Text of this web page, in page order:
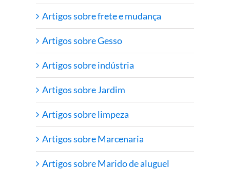
Artigos sobre frete e mudança
Artigos sobre Gesso
Artigos sobre indústria
Artigos sobre Jardim
Artigos sobre limpeza
Artigos sobre Marcenaria
Artigos sobre Marido de aluguel